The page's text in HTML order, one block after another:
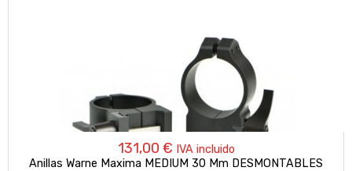
131,00 € IVA incluido
Anillas Warne Maxima MEDIUM 30 Mm DESMONTABLES